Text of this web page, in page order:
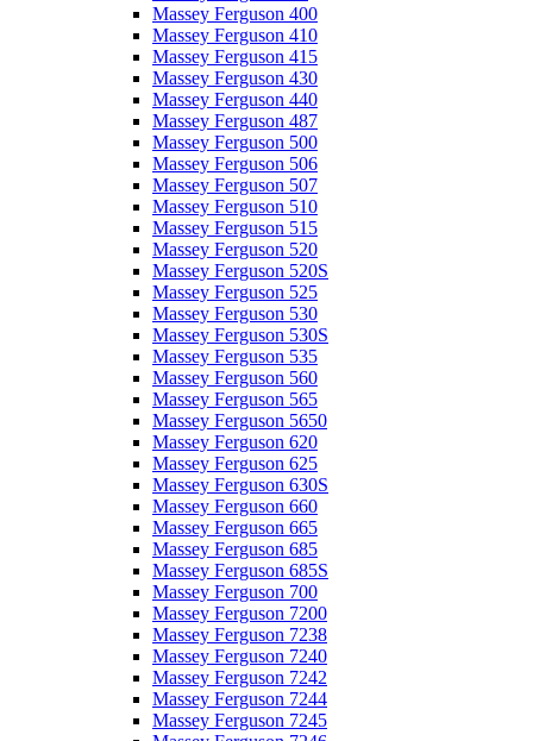
Massey Ferguson 400
Massey Ferguson 410
Massey Ferguson 415
Massey Ferguson 430
Massey Ferguson 440
Massey Ferguson 487
Massey Ferguson 500
Massey Ferguson 506
Massey Ferguson 507
Massey Ferguson 510
Massey Ferguson 515
Massey Ferguson 520
Massey Ferguson 520S
Massey Ferguson 525
Massey Ferguson 530
Massey Ferguson 530S
Massey Ferguson 535
Massey Ferguson 560
Massey Ferguson 565
Massey Ferguson 5650
Massey Ferguson 620
Massey Ferguson 625
Massey Ferguson 630S
Massey Ferguson 660
Massey Ferguson 665
Massey Ferguson 685
Massey Ferguson 685S
Massey Ferguson 700
Massey Ferguson 7200
Massey Ferguson 7238
Massey Ferguson 7240
Massey Ferguson 7242
Massey Ferguson 7244
Massey Ferguson 7245